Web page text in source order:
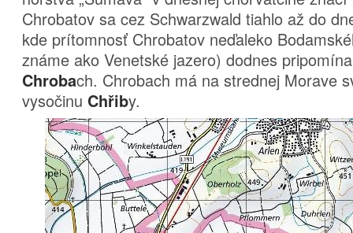
Chrobatov sa cez Schwarzwald tiahlo až do
kde prítomnosť Chrobatov neďaleko
známe ako Venetské jazero) dodnes
Chrobach. Chrobach má na strednej Morave
vysočinu Chřiby.